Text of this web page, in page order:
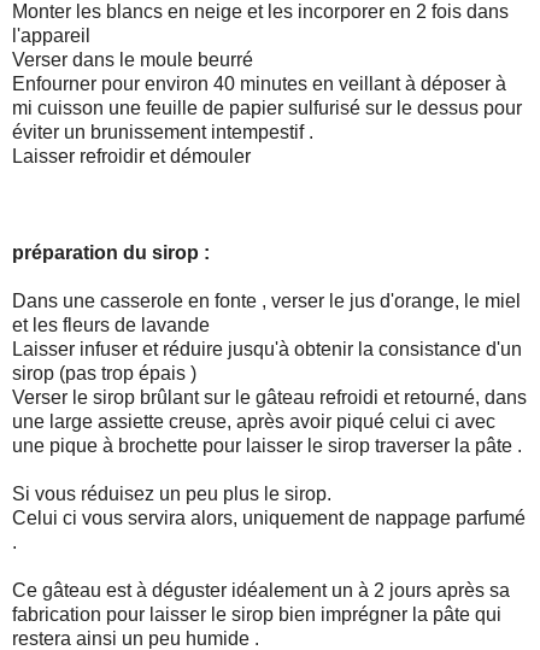
Monter les blancs en neige et les incorporer en 2 fois dans
l'appareil
Verser dans le moule beurré
Enfourner pour environ 40 minutes en veillant à déposer à
mi cuisson une feuille de papier sulfurisé sur le dessus pour
éviter un brunissement intempestif .
Laisser refroidir et démouler
préparation du sirop :
Dans une casserole en fonte , verser le jus d'orange, le miel
et les fleurs de lavande
Laisser infuser et réduire jusqu'à obtenir la consistance d'un
sirop (pas trop épais )
Verser le sirop brûlant sur le gâteau refroidi et retourné, dans
une large assiette creuse, après avoir piqué celui ci avec
une pique à brochette pour laisser le sirop traverser la pâte .
Si vous réduisez un peu plus le sirop.
Celui ci vous servira alors, uniquement de nappage parfumé
.
Ce gâteau est à déguster idéalement un à 2 jours après sa
fabrication pour laisser le sirop bien imprégner la pâte qui
restera ainsi un peu humide .